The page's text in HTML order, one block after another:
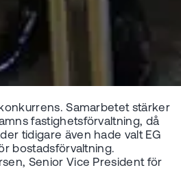
Samarbetet stärker
fastighetsförvaltning, då
tidigare även hade valt EG
bostadsförvaltning.
Senior Vice President för